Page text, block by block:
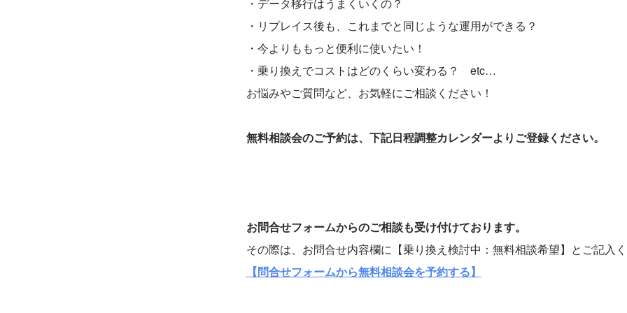
・リプレイス後も、これまでと同じような運用ができる？
・今よりももっと便利に使いたい！
・乗り換えでコストはどのくらい変わる？ etc…
お悩みやご質問など、お気軽にご相談ください！
無料相談会のご予約は、下記日程調整カレンダーよりご登録ください。
お問合せフォームからのご相談も受け付けております。
その際は、お問合せ内容欄に【乗り換え検討中：無料相談希望】とご記入
【問合せフォームから無料相談会を予約する】